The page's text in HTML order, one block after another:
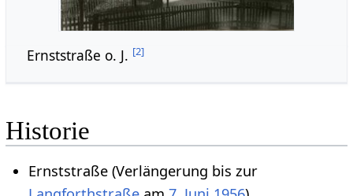
Ernststraße o. J. [2]
Historie
Ernststraße (Verlängerung bis zur